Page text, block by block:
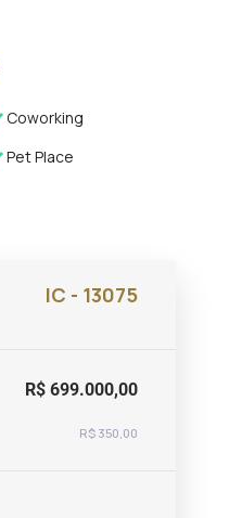
Coworking
Pet Place
IC - 13075
R$ 699.000,00
R$ 350,00